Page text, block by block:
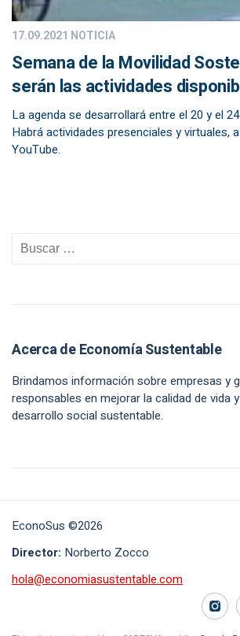
17.09.2021 NOTICIA
Semana de la Movilidad
serán las actividades
La agenda se desarrollará entre el 20 y el
Habrá actividades presenciales y virtuales,
YouTube.
Acerca de Economía Sustentable
Brindamos información sobre empresas y
responsables en mejorar la calidad de vida
desarrollo social sustentable.
EconoSus ©2026
Director: Norberto Zocco
hola@economiasustentable.com